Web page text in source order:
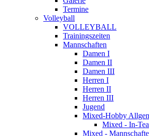
Termine
Volleyball
VOLLEYBALL
Trainingszeiten
Mannschaften
Damen I
Damen II
Damen III
Herren I
Herren II
Herren III
Jugend
Mixed-Hobby
Mixed - In-
Mixed -